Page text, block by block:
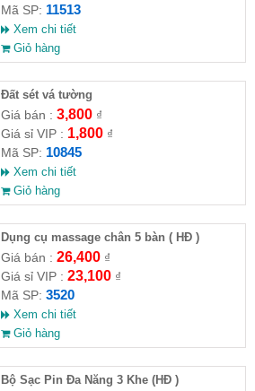
Mã SP: 11513
Xem chi tiết
Giỏ hàng
Đất sét vá tường
Giá bán : 3,800₫
Giá sỉ VIP : 1,800₫
Mã SP: 10845
Xem chi tiết
Giỏ hàng
Dụng cụ massage chân 5 bàn ( HĐ )
Giá bán : 26,400₫
Giá sỉ VIP : 23,100₫
Mã SP: 3520
Xem chi tiết
Giỏ hàng
Bộ Sạc Pin Đa Năng 3 Khe (HĐ )